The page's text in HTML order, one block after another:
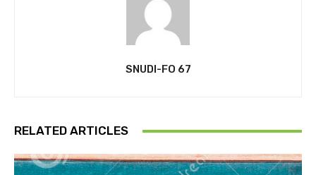
SNUDI-FO 67
RELATED ARTICLES